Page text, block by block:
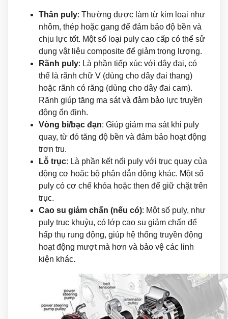
Thân puly: Thường được làm từ kim loại như
nhôm, thép hoặc gang để đảm bảo độ bền và
chịu lực tốt. Một số loại puly cao cấp có thể sử
dụng vật liệu composite để giảm trọng lượng.
Rãnh puly: Là phần tiếp xúc với dây đai, có
thể là rãnh chữ V (dùng cho dây đai thang)
hoặc rãnh có răng (dùng cho dây đai cam).
Rãnh giúp tăng ma sát và đảm bảo lực truyền
động ổn định.
Vòng bi/bạc đạn: Giúp giảm ma sát khi puly
quay, từ đó tăng độ bền và đảm bảo hoạt động
trơn tru.
Lỗ trục: Là phần kết nối puly với trục quay của
động cơ hoặc bộ phận dẫn động khác. Một số
puly có cơ chế khóa hoặc then để giữ chặt trên
trục.
Cao su giảm chấn (nếu có): Một số puly, như
puly trục khuỷu, có lớp cao su giảm chấn để
hấp thụ rung động, giúp hệ thống truyền động
hoạt động mượt mà hơn và bảo vệ các linh
kiện khác.